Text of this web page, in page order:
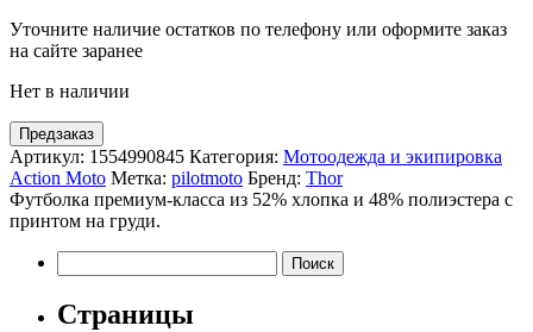
Уточните наличие остатков по телефону или оформите заказ
на сайте заранее
Нет в наличии
Предзаказ
Артикул: 1554990845 Категория: Мотоодежда и экипировка
Action Moto Метка: pilotmoto Бренд: Thor
Футболка премиум-класса из 52% хлопка и 48% полиэстера с
принтом на груди.
Страницы